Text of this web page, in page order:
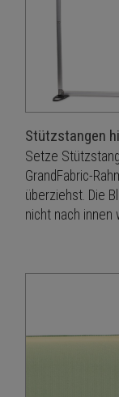
Stützstangen
Setze
GrandFabric-
überziehst. Die
nicht nach innen